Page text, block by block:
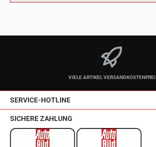
VIELE ARTIKEL VERSANDKOSTENFREI
SERVICE-HOTLINE
SICHERE ZAHLUNG